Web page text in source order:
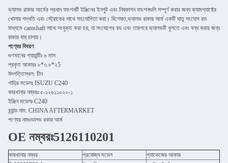
ভ্যালভ রাকার আর্মের প্রধান ফাংশনটি ইঞ্জিনের ইনপুট এবং নিষ্কাশন ফাংশনগুলি সম্পূর্ণ করার জন্য ক্যামশ্যাফ্টের
খোলার পদ্ধতি এবং স্ট্রোকের সাথে সহযোগিতা করা। বিশেষত,ভ্যালভ রাকার আর্ম একটি ধাতু সংযোগ রড
মাধ্যমে camshaft সাথে সংযুক্ত করা হয়, যা সংযোগের রড এবং তারপরে ভ্যালভটি খুলতে এবং বন্ধ করার জন্য
রাকার বাহু চালায়।
পণ্যের বিবরণ
গুণমানের গ্যারান্টিঃ ৬ মাস
প্রকৃত আকারঃ ৮*৩.৮*২5
উৎপত্তিস্থল: চীন
গাড়ির মডেলঃ ISUZU C240
কারখানার নম্বরঃ ৫-১২৬১১০২০-১
ইঞ্জিন মডেলঃ C240
ব্র্যান্ড নাম: CHINA AFTERMARKET
পণ্যের নামঃভালভ রকার আর্ম
OE নম্বরঃ5126110201
কারখানার নম্বর প্রযোজ্য মডেল
প্যাকেজের আকার